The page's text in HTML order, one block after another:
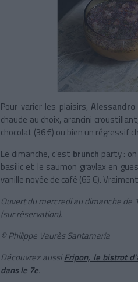
Pour varier les plaisirs,
chaude au choix, arancini
chocolat (36 €) ou bien un régressif
Le dimanche, c’est brunch party :
basilic et le saumon gravlax en
vanille noyée de café (65 €).
Ouvert du mercredi au dimanche
(sur réservation).
© Philippe Vaurès Santamaria
Découvrez aussiFripon, le bistrot
dans le 7e.